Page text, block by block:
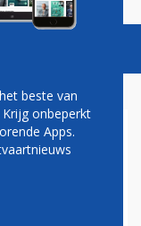
TE
beste van
onbeperkt
Apps.